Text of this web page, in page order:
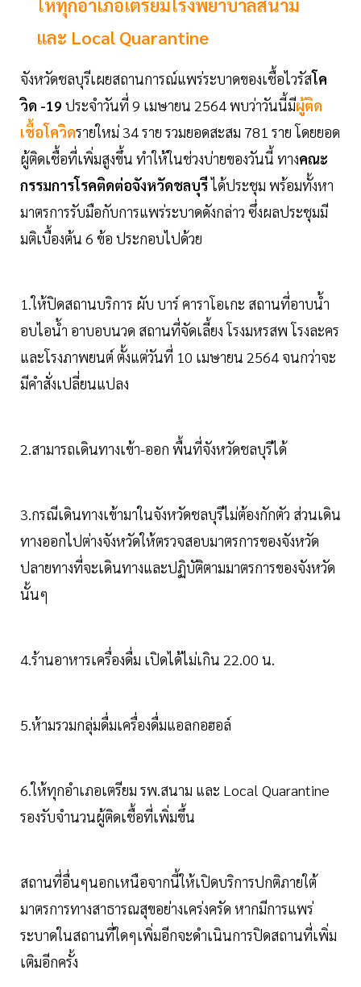
ให้ทุกอำเภอเตรียมโรงพยาบาลสนาม
และ Local Quarantine
จังหวัดชลบุรีเผยสถานการณ์แพร่ระบาดของเชื้อไวรัสโค
วิด -19 ประจำวันที่ 9 เมษายน 2564 พบว่าวันนี้มีผู้ติด
เชื้อโควิดรายใหม่ 34 ราย รวมยอดสะสม 781 ราย โดยยอด
ผู้ติดเชื้อที่เพิ่มสูงขึ้น ทำให้ในช่วงบ่ายของวันนี้ ทางคณะ
กรรมการโรคติดต่อจังหวัดชลบุรีได้ประชุม พร้อมทั้งหา
มาตรการรับมือกับการแพร่ระบาดดังกล่าว ซึ่งผลประชุมมี
มติเบื้องต้น 6 ข้อ ประกอบไปด้วย
1.ให้ปิดสถานบริการ ผับ บาร์ คาราโอเกะ สถานที่อาบน้ำ
อบไอน้ำ อาบอบนวด สถานที่จัดเลี้ยง โรงมหรสพ โรงละคร
และโรงภาพยนต์ ตั้งแต่วันที่ 10 เมษายน 2564 จนกว่าจะ
มีคำสั่งเปลี่ยนแปลง
2.สามารถเดินทางเข้า-ออก พื้นที่จังหวัดชลบุรีได้
3.กรณีเดินทางเข้ามาในจังหวัดชลบุรีไม่ต้องกักตัว ส่วนเดิน
ทางออกไปต่างจังหวัดให้ตรวจสอบมาตรการของจังหวัด
ปลายทางที่จะเดินทางและปฏิบัติตามมาตรการของจังหวัด
นั้นๆ
4.ร้านอาหารเครื่องดื่ม เปิดได้ไม่เกิน 22.00 น.
5.ห้ามรวมกลุ่มดื่มเครื่องดื่มแอลกอฮอล์
6.ให้ทุกอำเภอเตรียม รพ.สนาม และ Local Quarantine
รองรับจำนวนผู้ติดเชื้อที่เพิ่มขึ้น
สถานที่อื่นๆนอกเหนือจากนี้ให้เปิดบริการปกติภายใต้
มาตรการทางสาธารณสุขอย่างเคร่งครัด หากมีการแพร่
ระบาดในสถานที่ใดๆเพิ่มอีกจะดำเนินการปิดสถานที่เพิ่ม
เติมอีกครั้ง